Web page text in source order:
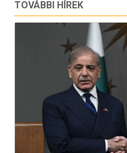
TOVÁBBI HÍREK